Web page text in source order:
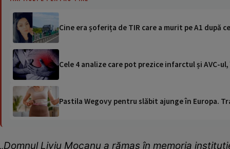
Cine era șoferița de TIR care a murit pe A1 după
Cele 4 analize care pot prezice infarctul și AVC-
Pastila Wegovy pentru slăbit ajunge în Europa.
„Domnul Liviu Mocanu a rămas în memoria